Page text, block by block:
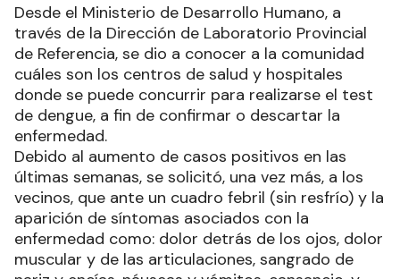
Desde el Ministerio de Desarrollo Humano, a
través de la Dirección de Laboratorio Provincial
de Referencia, se dio a conocer a la comunidad
cuáles son los centros de salud y hospitales
donde se puede concurrir para realizarse el test
de dengue, a fin de confirmar o descartar la
enfermedad.
Debido al aumento de casos positivos en las
últimas semanas, se solicitó, una vez más, a los
vecinos, que ante un cuadro febril (sin resfrío) y la
aparición de síntomas asociados con la
enfermedad como: dolor detrás de los ojos, dolor
muscular y de las articulaciones, sangrado de